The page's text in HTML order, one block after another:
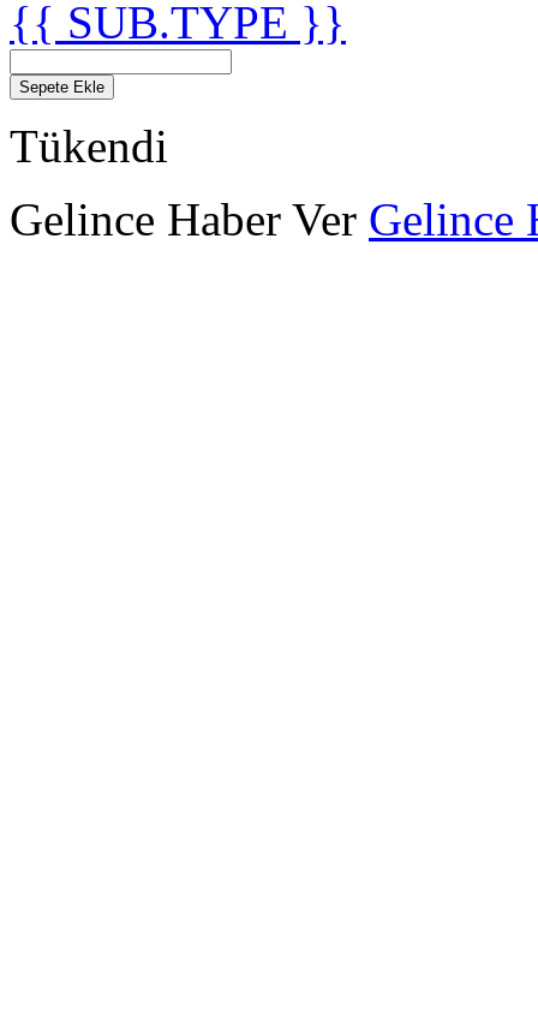
{{ SUB.TYPE }}
Sepete Ekle
Tükendi
Gelince Haber Ver Gelince